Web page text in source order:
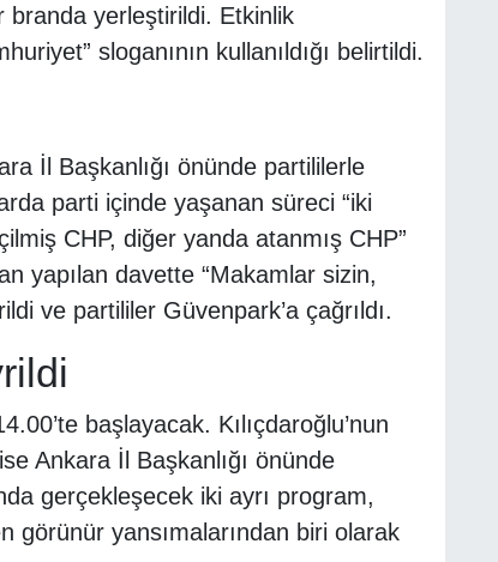
branda yerleştirildi. Etkinlik
sloganının kullanıldığı belirtildi.
İl Başkanlığı önünde partililerle
parti içinde yaşanan süreci “iki
CHP, diğer yanda atanmış CHP”
yapılan davette “Makamlar sizin,
ve partililer Güvenpark’a çağrıldı.
başlayacak. Kılıçdaroğlu’nun
Ankara İl Başkanlığı önünde
gerçekleşecek iki ayrı program,
görünür yansımalarından biri olarak